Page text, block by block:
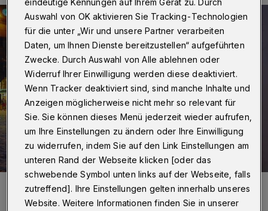
Christoph Petersen
Barmen leuchtet wieder! Bis Sonntag (10.
Auswahl von OK aktivieren Sie Tracking-Technologien
für die unter „Wir und unsere Partner verarbeiten
Daten, um Ihnen Dienste bereitzustellen“ aufgeführten
Zwecke. Durch Auswahl von Alle ablehnen oder
Widerruf Ihrer Einwilligung werden diese deaktiviert.
Wenn Tracker deaktiviert sind, sind manche Inhalte und
Anzeigen möglicherweise nicht mehr so relevant für
Sie. Sie können dieses Menü jederzeit wieder aufrufen,
um Ihre Einstellungen zu ändern oder Ihre Einwilligung
zu widerrufen, indem Sie auf den Link Einstellungen am
unteren Rand der Webseite klicken [oder das
schwebende Symbol unten links auf der Webseite, falls
zutreffend]. Ihre Einstellungen gelten innerhalb unseres
Website. Weitere Informationen finden Sie in unserer